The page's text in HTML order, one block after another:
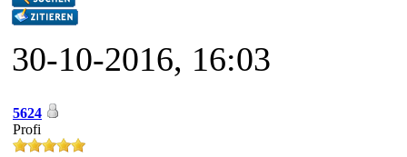
30-10-2016, 16:03
5624
Profi